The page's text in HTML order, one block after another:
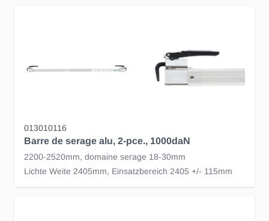
013010116
Barre de serage alu, 2-pce., 1000daN
2200-2520mm, domaine serage 18-30mm
Lichte Weite 2405mm, Einsatzbereich 2405 +/- 115mm